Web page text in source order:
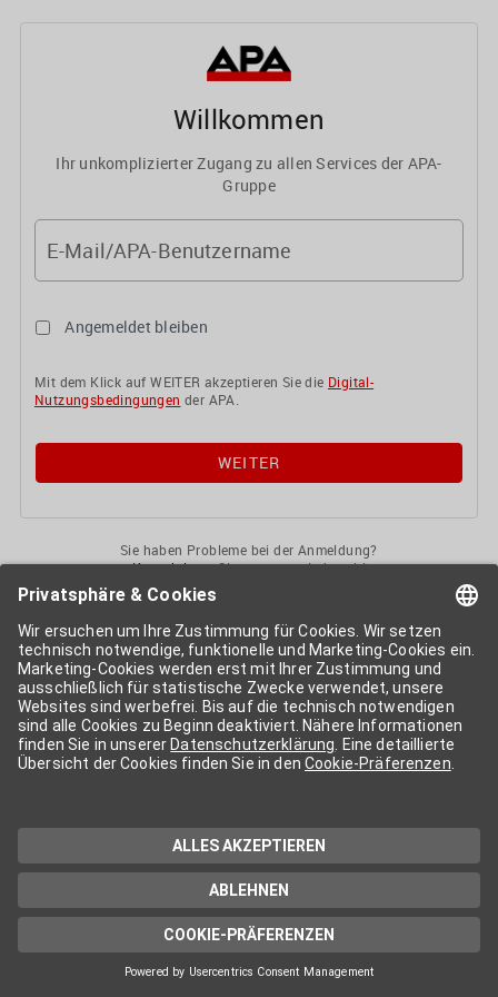
Willkommen
Ihr unkomplizierter Zugang zu allen Services der APA-
Gruppe
E-Mail/APA-Benutzername
Angemeldet bleiben
Mit dem Klick auf WEITER akzeptieren Sie die Digital-
Nutzungsbedingungen der APA.
Sie haben Probleme bei der Anmeldung?
KontaktierenSie uns gerne jederzeit!
APA-User
Services der APA-Gruppe. Für die Nutzung der einzelnen Anwendungen
kann eine weitere Freischaltung nötig sein. Kosten fallen nur nach einer
Bestellung und genauer Kosteninformation an.
Wenn nicht anders erwähnt, gelten dieAllgemeinen
Geschäftsbedingungender APA - Austria Presse Agentur.
Die von Ihnen angegebenen Daten werden ausschließlich für die
Zwecke der Demo-Nutzung bzw. des Vertragsverhältnisses genutzt.
Eine darüber hinaus gehende oder andersartige Verwendung ist nur mit
technischen Support stehen wir Ihnen jederzeit gerne zur Verfügung.
Datenschutzerklärung
Cookie-Präferenzen